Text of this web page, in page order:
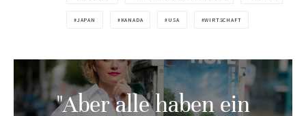
JAPAN KANADA USA WIRTSCHAFT
"Aber alle haben ein